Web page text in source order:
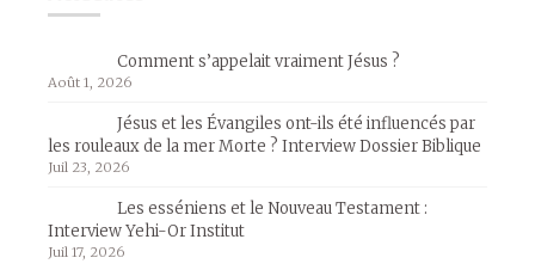
Comment s’appelait vraiment Jésus ?
Août 1, 2026
Jésus et les Évangiles ont-ils été influencés par
les rouleaux de la mer Morte ? Interview Dossier Biblique
Juil 23, 2026
Les esséniens et le Nouveau Testament :
Interview Yehi-Or Institut
Juil 17, 2026